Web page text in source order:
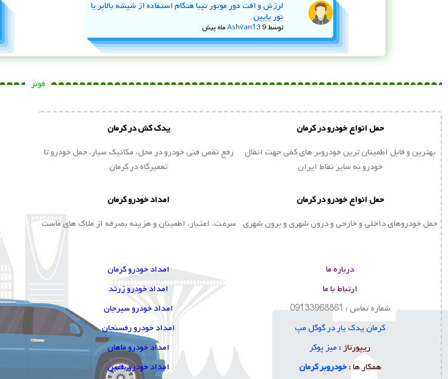
لرزش و افت دور موتور تیبا هنگام استفاده از شیشه‌ بالابر یا
نور پایین
توسط Ashvan13 9 ماه پیش
فوتر
حمل انواع خودرو در کرمان
بهترین و قابل اطمینان ترین خودروبر های کفی جهت انقال
خودرو به سایر نقاط ایران
یدک کش در کرمان
رفع نقص فنی خودرو در محل، مکانیک سیار، حمل خودرو تا
تعمیرگاه در کرمان
حمل انواع خودرو در کرمان
حمل خودروهای داخلی و خارجی و درون شهری و برون شهری
امداد خودرو کرمان
سرعت، اعتبار، اطمینان و هزینه بصرفه از ملاک های ماست
درباره ما
ارتباط با ما
شماره تماس : 09133968861
کرمان یدک یار در گوگل مپ
ریپورتاژ : میز پوکر
همکار ها :خودروبر کرمان
امداد خودرو کرمان
امداد خودرو زرند
امداد خودرو سیرجان
امداد خودرو رفسنجان
امداد خودرو ماهان
امداد خودرو باغین